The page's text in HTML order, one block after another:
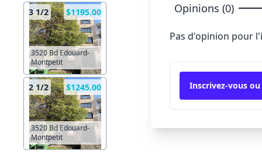
3 1/2 $1195.00
3520 Bd Edouard-
Montpetit
2 1/2 $1245.00
3520 Bd Edouard-
Montpetit
Opinions (0)
Pas d'opinion pour
Inscrivez-vous